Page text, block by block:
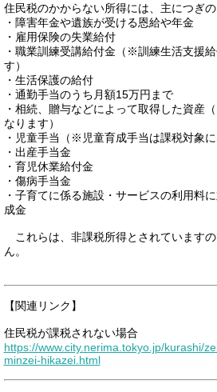
住民税のかからない所得には、主につぎの
・障害年金や遺族が受ける恩給や年金
・雇用保険の失業給付
・職業訓練受講給付金（※訓練生活支援
す）
・生活保護の給付
・通勤手当のうち月額15万円まで
・相続、贈与などによって取得した資産
なります）
・児童手当（※児童育成手当は課税対象に
・出産手当金
・育児休業給付金
・傷病手当金
・子育てに係る施設・サービスの利用料
成金
これらは、非課税所得とされています
ん。
【関連リンク】
住民税が課税されない場合
https://www.city.nerima.tokyo.jp/kurashi/
minzei-hikazei.html